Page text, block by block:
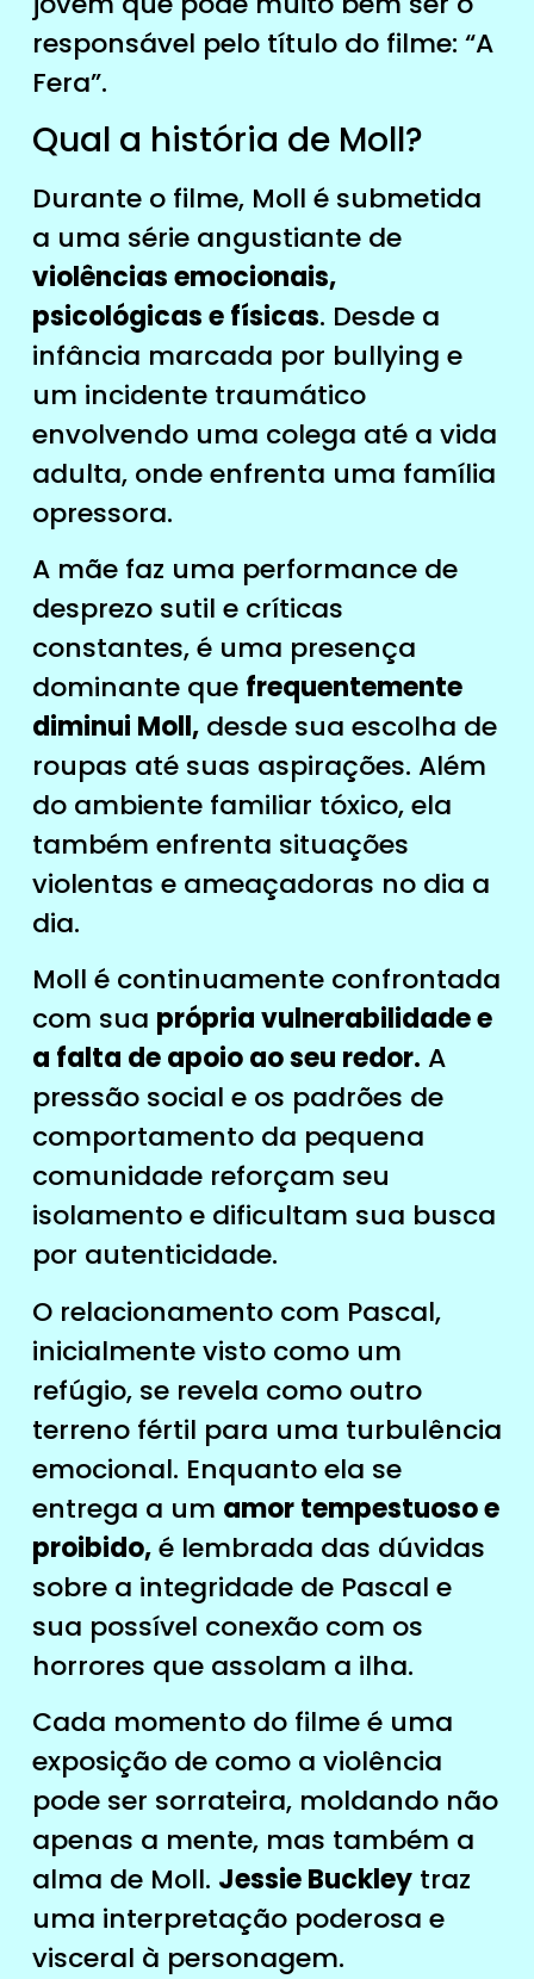
responsável pelo título do filme: “A
Fera”.
Qual a história de Moll?
Durante o filme, Moll é submetida
a uma série angustiante de
violências emocionais,
psicológicas e físicas. Desde a
infância marcada por bullying e
um incidente traumático
envolvendo uma colega até a vida
adulta, onde enfrenta uma família
opressora.
A mãe faz uma performance de
desprezo sutil e críticas
constantes, é uma presença
dominante que frequentemente
diminui Moll,desde sua escolha de
roupas até suas aspirações. Além
do ambiente familiar tóxico, ela
também enfrenta situações
violentas e ameaçadoras no dia a
dia.
Moll é continuamente confrontada
com sua própria vulnerabilidade e
a falta de apoio ao seu redor. A
pressão social e os padrões de
comportamento da pequena
comunidade reforçam seu
isolamento e dificultam sua busca
por autenticidade.
O relacionamento com Pascal,
inicialmente visto como um
refúgio, se revela como outro
terreno fértil para uma turbulência
emocional. Enquanto ela se
entrega a um amor tempestuoso e
proibido,é lembrada das dúvidas
sobre a integridade de Pascal e
sua possível conexão com os
horrores que assolam a ilha.
Cada momento do filme é uma
exposição de como a violência
pode ser sorrateira, moldando não
apenas a mente, mas também a
alma de Moll. Jessie Buckleytraz
uma interpretação poderosa e
visceral à personagem.